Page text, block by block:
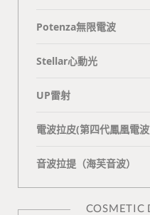
Potenza無限電波
Stellar心動光
UP雷射
電波拉皮(第四代鳳凰電
⾳波拉提（海芙⾳波）
COSMETIC